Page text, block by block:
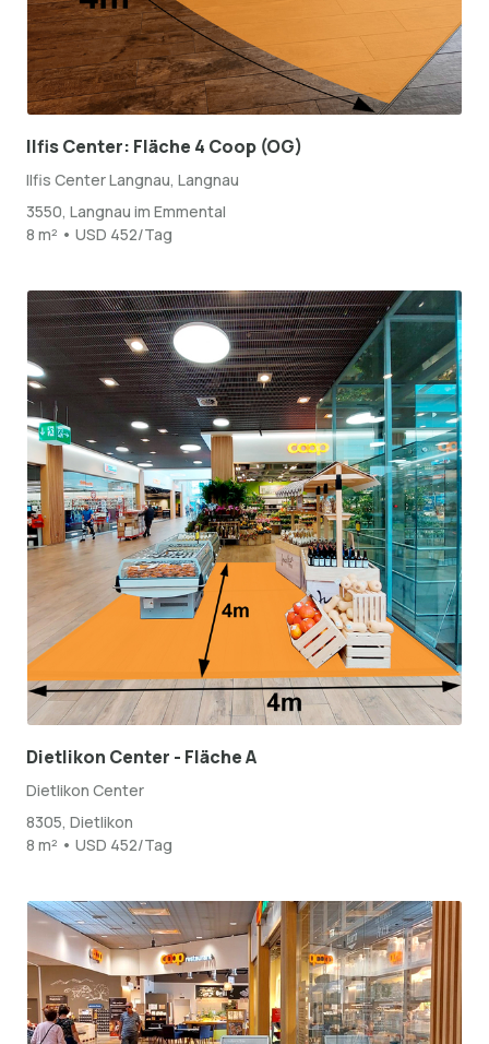
Ilfis Center: Fläche 4 Coop (OG)
Ilfis Center Langnau, Langnau
3550, Langnau im Emmental
8 m² • USD 452/Tag
Dietlikon Center - Fläche A
Dietlikon Center
8305, Dietlikon
8 m² • USD 452/Tag